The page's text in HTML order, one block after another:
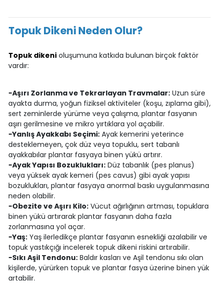
Topuk Dikeni Neden Olur?
Topuk dikenioluşumuna katkıda bulunan birçok faktör
vardır:
-Aşırı Zorlanma ve Tekrarlayan Travmalar:Uzun süre
ayakta durma, yoğun fiziksel aktiviteler (koşu, zıplama gibi),
sert zeminlerde yürüme veya çalışma, plantar fasyanın
aşırı gerilmesine ve mikro yırtıklara yol açabilir.
-Yanlış Ayakkabı Seçimi:Ayak kemerini yeterince
desteklemeyen, çok düz veya topuklu, sert tabanlı
ayakkabılar plantar fasyaya binen yükü artırır.
-Ayak Yapısı Bozuklukları:Düz tabanlık (pes planus)
veya yüksek ayak kemeri (pes cavus) gibi ayak yapısı
bozuklukları, plantar fasyaya anormal baskı uygulanmasına
neden olabilir.
-Obezite ve Aşırı Kilo:Vücut ağırlığının artması, topuklara
binen yükü artırarak plantar fasyanın daha fazla
zorlanmasına yol açar.
-Yaş:Yaş ilerledikçe plantar fasyanın esnekliği azalabilir ve
topuk yastıkçığı incelerek topuk dikeni riskini artırabilir.
-Sıkı Aşil Tendonu:Baldır kasları ve Aşil tendonu sıkı olan
kişilerde, yürürken topuk ve plantar fasya üzerine binen yük
artabilir.